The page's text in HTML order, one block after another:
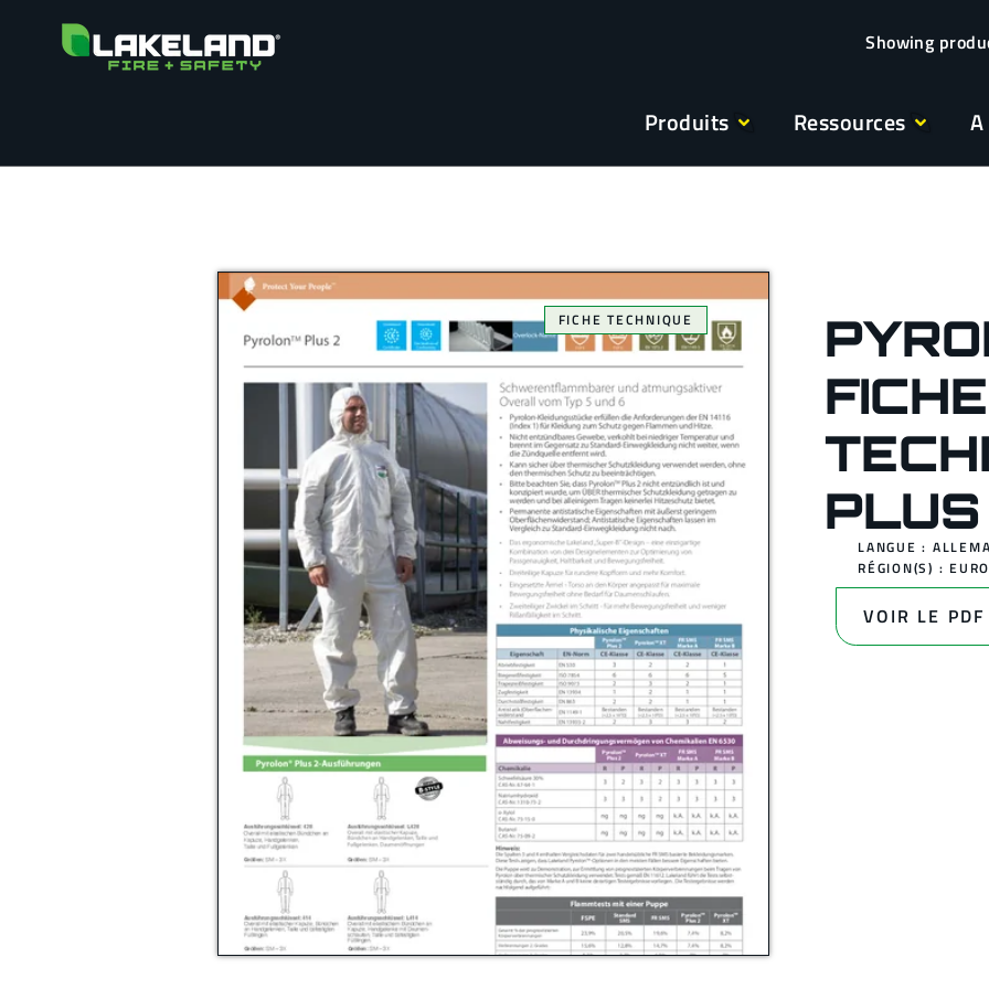
Produits Ressources
FICHE TECHNIQUE
FICHE
LANGUE :
RÉGION(S) :
VOIR LE PDF